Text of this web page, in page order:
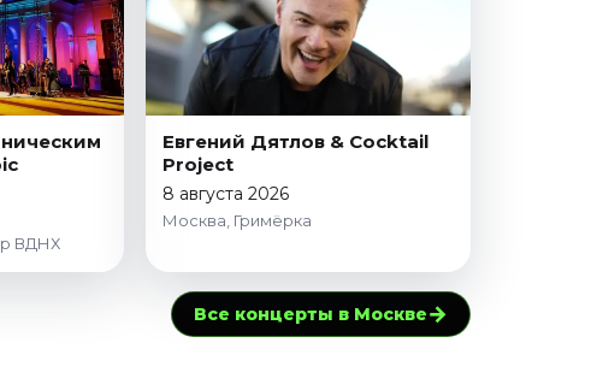
ВДНХ
Евгений Дятлов & Cocktail
Project
8 августа 2026
Москва, Гримёрка
Все концерты в Москве→